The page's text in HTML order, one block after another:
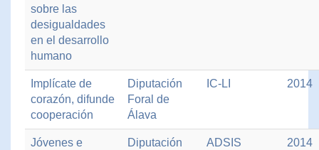
sobre las
desigualdades
en el desarrollo
humano
Implícate de
corazón, difunde
cooperación
Diputación
Foral de
Álava
IC-LI 2014
Jóvenes e
Diputación
ADSIS 2014